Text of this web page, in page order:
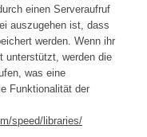
einen Serveraufruf
auszugehen ist, dass
werden. Wenn ihr
unterstützt, werden die
was eine
Funktionalität der
speed/libraries/